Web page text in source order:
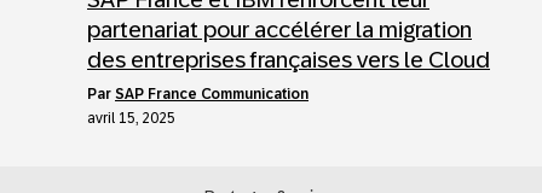
partenariat pour accélérer la migration
des entreprises françaises vers le Cloud
par SAP France Communication
avril 15, 2025